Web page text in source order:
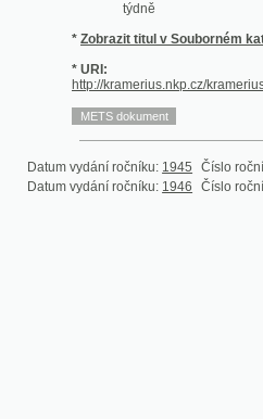
http://kramerius.nkp.cz/kramerius/
Datum vydání ročníku:1945 Číslo ročníku:1
Datum vydání ročníku:1946 Číslo ročníku: